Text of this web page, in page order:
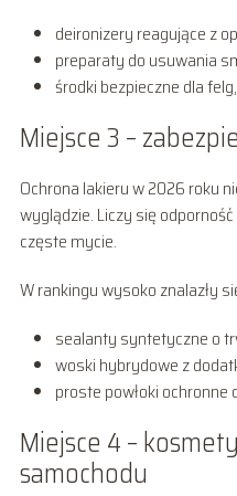
deironizery reagujące z
preparaty do usuwania
środki bezpieczne dla
Miejsce 3 –
Ochrona lakieru w 2026 roku
wyglądzie. Liczy się
częste mycie.
W rankingu wysoko znalazły
sealanty syntetyczne o
woski hybrydowe z
proste powłoki
Miejsce 4 –
samochodu